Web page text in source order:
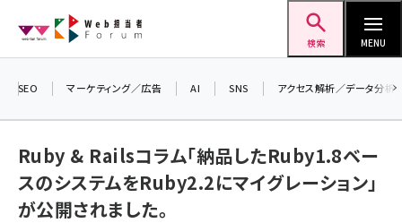
ン
検索 MENU
seo (3532)
SEO マーケティング／広告 AI SNS アクセス解析／データ分析
Ruby & Railsコラム「納品したRuby1.8ベー
スのシステムをRuby2.2にマイグレーション」
が公開されました。
る